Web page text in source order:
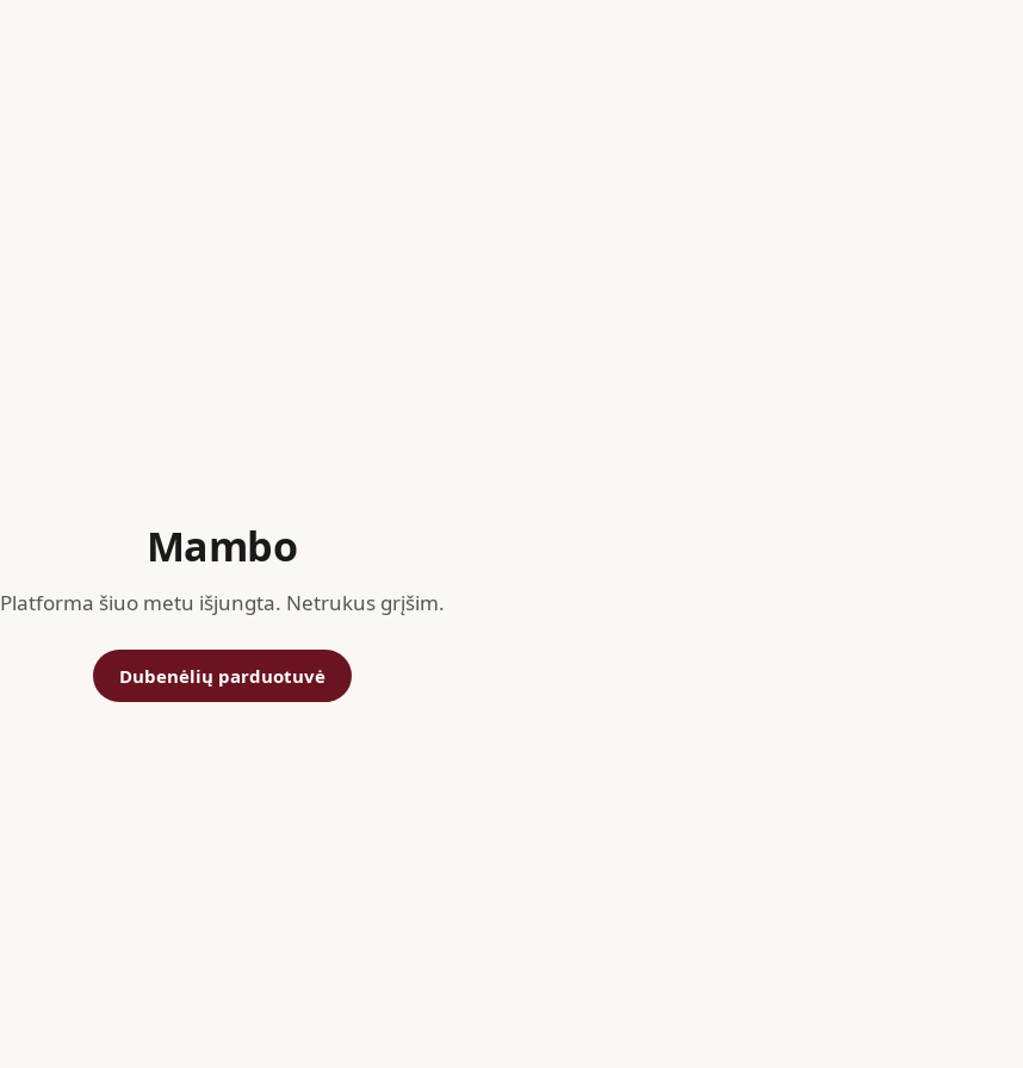
Mambo
Platforma šiuo metu išjungta. Netrukus grįšim.
Dubenėlių parduotuvė